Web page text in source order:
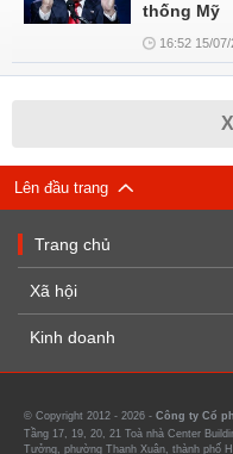
thống Mỹ
16:52 15/
Lên đầu trang
Trang chủ
Xã hội
Kinh doanh
© Copyright 2012 - 2026 - Công ty Cổ
Tầng 17, 19, 20, 21 Toà nhà Center
Tưởng, phường Thanh Xuân, thành phố